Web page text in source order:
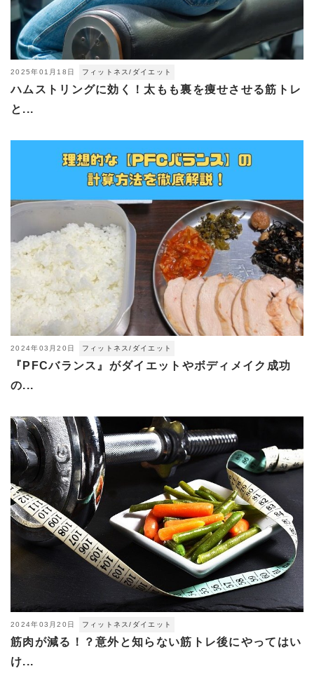
2025年01月18日 フィットネス/ダイエット
ハムストリングに効く！太もも裏を痩せさせる筋トレ
と...
2024年03月20日 フィットネス/ダイエット
『PFCバランス』がダイエットやボディメイク成功
の...
2024年03月20日 フィットネス/ダイエット
筋肉が減る！？意外と知らない筋トレ後にやってはい
け...